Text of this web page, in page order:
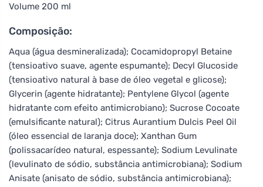
Volume 200 ml
Composição:
Aqua (água desmineralizada); Cocamidopropyl Betaine
(tensioativo suave, agente espumante); Decyl Glucoside
(tensioativo natural à base de óleo vegetal e glicose);
Glycerin (agente hidratante); Pentylene Glycol (agente
hidratante com efeito antimicrobiano); Sucrose Cocoate
(emulsificante natural); Citrus Aurantium Dulcis Peel Oil
(óleo essencial de laranja doce); Xanthan Gum
(polissacarídeo natural, espessante); Sodium Levulinate
(levulinato de sódio, substância antimicrobiana); Sodium
Anisate (anisato de sódio, substância antimicrobiana);